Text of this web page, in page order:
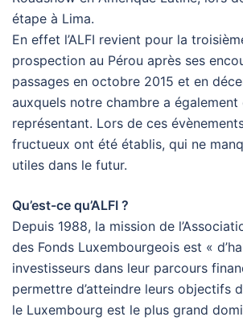
étape à Lima.
En effet l’ALFI revient pour la
prospection au Pérou après ses
passages en octobre 2015 et en
auxquels notre chambre a également
représentant. Lors de ces
fructueux ont été établis, qui ne
utiles dans le futur.
Qu’est-ce qu’ALFI ?
Depuis 1988, la mission de
des Fonds Luxembourgeois est «
investisseurs dans leur parcours
permettre d’atteindre leurs objectifs
le Luxembourg est le plus grand